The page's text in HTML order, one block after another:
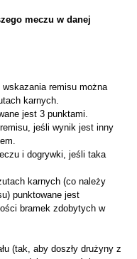
meczu w danej
remisu można
karnych.
jest 3 punktami.
jeśli wynik jest inny
i dogrywki, jeśli taka
karnych (co należy
punktowane jest
bramek zdobytych w
(tak, aby doszły drużyny z